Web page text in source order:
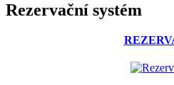
Rezervační systém